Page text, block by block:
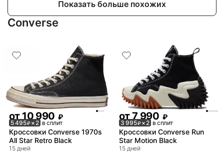
Показать больше похожих
Converse
от10 990 ₽
5 495₽× 2 в сплит
Кроссовки Converse 1970s
All Star Retro Black
15 дней
от7 990 ₽
3 995₽× 2 в сплит
Кроссовки Converse Run
Star Motion Black
15 дней